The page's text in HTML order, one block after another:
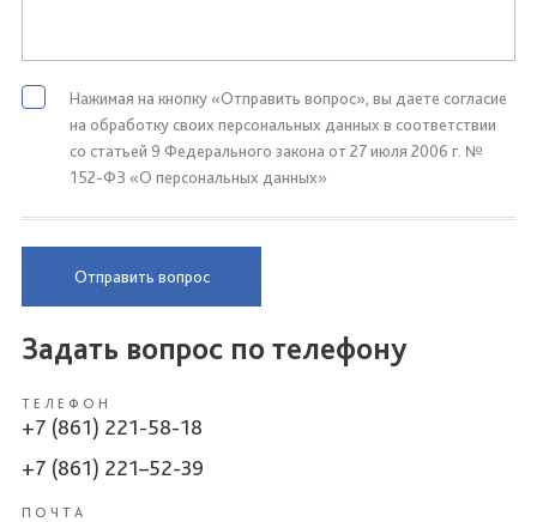
Нажимая на кнопку «Отправить вопрос», вы даете согласие
на обработку своих персональных данных в соответствии
со статьей 9 Федерального закона от 27 июля 2006 г. №
152-ФЗ «О персональных данных»
Отправить вопрос
Задать вопрос по телефону
ТЕЛЕФОН
+7 (861) 221-58-18
+7 (861) 221–52-39
ПОЧТА